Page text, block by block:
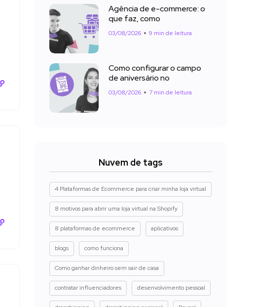
Agência de e-commerce: o
que faz, como
03/08/2026 9 min de leitura
Como configurar o campo
de aniversário no
03/08/2026 7 min de leitura
Nuvem de tags
4 Plataformas de Ecommerce para criar minha loja virtual
8 motivos para abrir uma loja virtual na Shopify
8 plataformas de ecommerce aplicativos
blogs como funciona
Como ganhar dinheiro sem sair de casa
contratar influenciadores desenvolvimento pessoal